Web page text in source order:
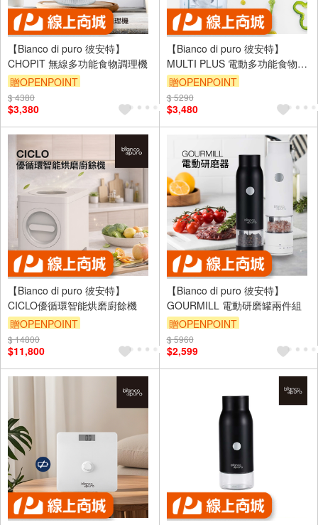
【Bianco di puro 彼安特】
CHOPIT 無線多功能食物調理機
贈OPENPOINT
$ 4380
$3,380
【Bianco di puro 彼安特】
MULTI PLUS 電動多功能食物調
理機
贈OPENPOINT
$ 5290
$3,480
【Bianco di puro 彼安特】
CICLO優循環智能烘磨廚餘機
贈OPENPOINT
$ 14800
$11,800
【Bianco di puro 彼安特】
GOURMILL 電動研磨罐兩件組
贈OPENPOINT
$ 5960
$2,599